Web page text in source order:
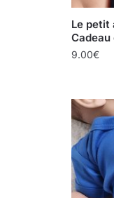
Le petit
Cadeau
9.00€